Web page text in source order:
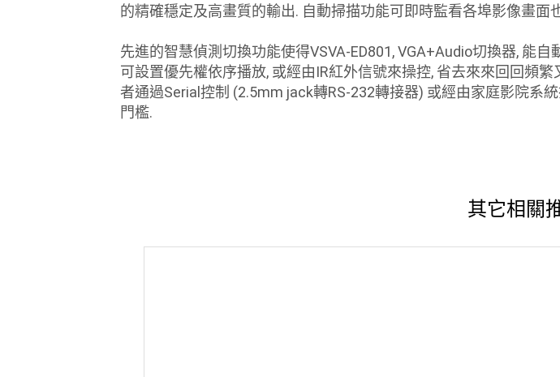
的精確穩定及高畫質的輸出. 自動掃描功能可即時監看各埠影像畫面
先進的智慧偵測切換功能使得VSVA-ED801, VGA+Audio切換器, 能
可設置優先權依序播放, 或經由IR紅外信號來操控, 省去來來回回頻
者通過Serial控制 (2.5mm jack轉RS-232轉接器) 或經由家庭影院系
門檻.
其它相關